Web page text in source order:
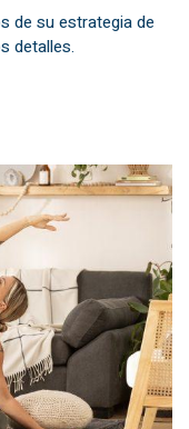
de su estrategia de
detalles.